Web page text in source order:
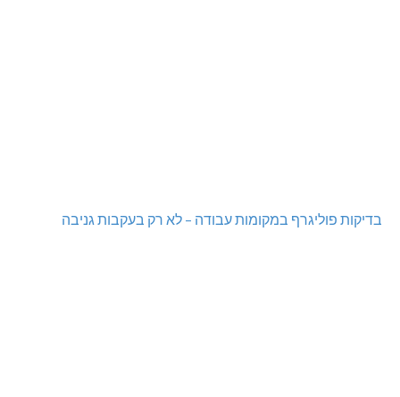
בדיקות פוליגרף במקומות עבודה – לא רק בעקבות גניבה